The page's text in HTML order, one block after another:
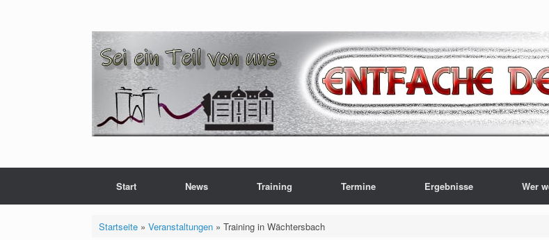
Start News Training Termine Ergebnisse Wer
Startseite» Veranstaltungen» Training in Wächtersbach